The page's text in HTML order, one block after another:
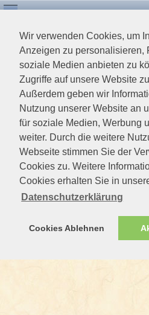
Wir verwenden Cookies, um
Anzeigen zu personalisieren,
soziale Medien anbieten zu
Zugriffe auf unsere Website
Außerdem geben wir
Nutzung unserer Website an
für soziale Medien, Werbung
weiter. Durch die weitere
Webseite stimmen Sie der
Cookies zu. Weitere
Cookies erhalten Sie in
Datenschutzerklärung
Cookies Ablehnen